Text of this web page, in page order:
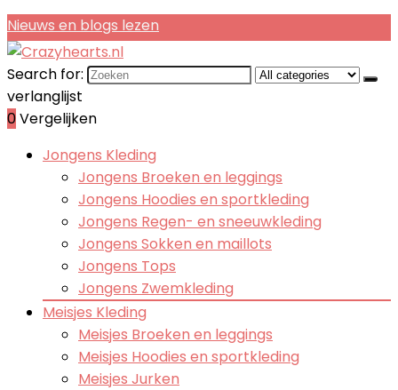
Nieuws en blogs lezen
Search for:
verlanglijst
0Vergelijken
Jongens Kleding
Jongens Broeken en leggings
Jongens Hoodies en sportkleding
Jongens Regen- en sneeuwkleding
Jongens Sokken en maillots
Jongens Tops
Jongens Zwemkleding
Meisjes Kleding
Meisjes Broeken en leggings
Meisjes Hoodies en sportkleding
Meisjes Jurken